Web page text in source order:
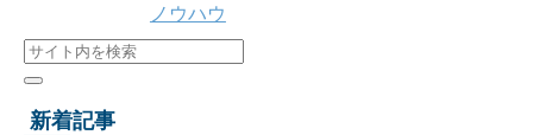
ノウハウ
新着記事